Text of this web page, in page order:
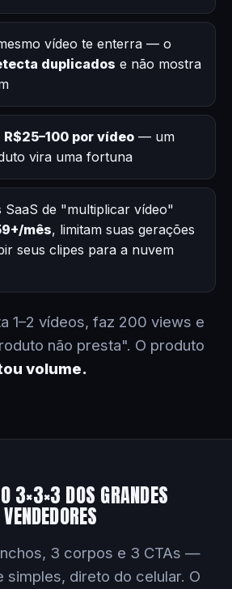
vídeo te enterra — o
duplicados e não mostra
R$25–100 por vídeo — um
vira uma fortuna
SaaS de "multiplicar vídeo"
mês, limitam suas gerações
seus clipes para a nuvem
1–2 vídeos, faz 200 views e
não presta". O produto
volume.
3×3×3 DOS GRANDES
VENDEDORES
3 corpos e 3 CTAs —
simples, direto do celular. O